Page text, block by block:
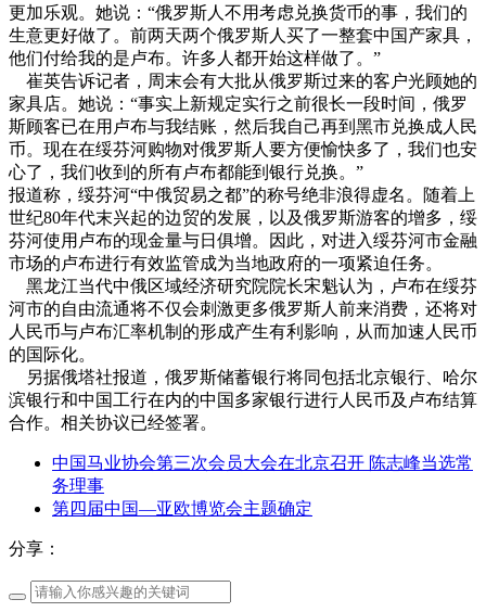
更加乐观。她说：“俄罗斯人不用考虑兑换货币的事，我们的
生意更好做了。前两天两个俄罗斯人买了一整套中国产家具，
他们付给我的是卢布。许多人都开始这样做了。”​
崔英告诉记者，周末会有大批从俄罗斯过来的客户光顾她的
家具店。她说：“事实上新规定实行之前很长一段时间，俄罗
斯顾客已在用卢布与我结账，然后我自己再到黑市兑换成人民
币。现在在绥芬河购物对俄罗斯人要方便愉快多了，我们也安
心了，我们收到的所有卢布都能到银行兑换。”​
报道称，绥芬河“中俄贸易之都”的称号绝非浪得虚名。随着上
世纪80年代末兴起的边贸的发展，以及俄罗斯游客的增多，绥
芬河使用卢布的现金量与日俱增。因此，对进入绥芬河市金融
市场的卢布进行有效监管成为当地政府的一项紧迫任务。​
黑龙江当代中俄区域经济研究院院长宋魁认为，卢布在绥芬
河市的自由流通将不仅会刺激更多俄罗斯人前来消费，还将对
人民币与卢布汇率机制的形成产生有利影响，从而加速人民币
的国际化。​
另据俄塔社报道，俄罗斯储蓄银行将同包括北京银行、哈尔
滨银行和中国工行在内的中国多家银行进行人民币及卢布结算
合作。相关协议已经签署。​​
中国马业协会第三次会员大会在北京召开 陈志峰当选常
务理事
第四届中国—亚欧博览会主题确定
分享：